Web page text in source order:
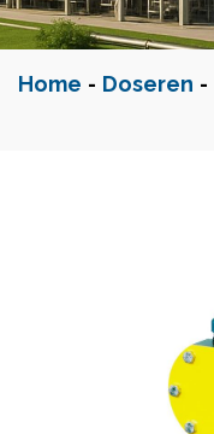
Home - Doseren -